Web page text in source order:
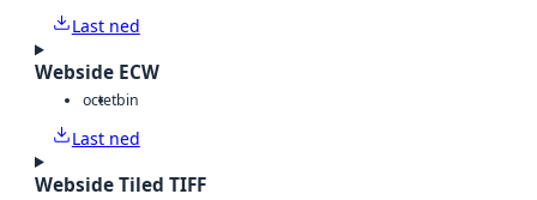
Last ned
Webside ECW
octetbin
Last ned
Webside Tiled TIFF